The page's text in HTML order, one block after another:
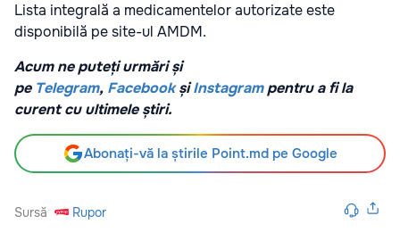
Lista integrală a medicamentelor autorizate este
disponibilă pe site-ul AMDM.
Acum ne puteți urmări și
pe Telegram, Facebook șiInstagrampentru a fi la
curent cu ultimele știri.
Abonați-vă la știrile Point.md pe Google
Sursă Rupor